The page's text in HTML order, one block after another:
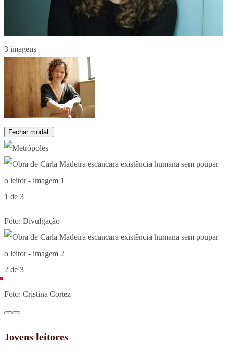
3 imagens
Fechar modal.
1 de 3
Foto: Divulgação
2 de 3
Foto: Cristina Cortez
Jovens leitores